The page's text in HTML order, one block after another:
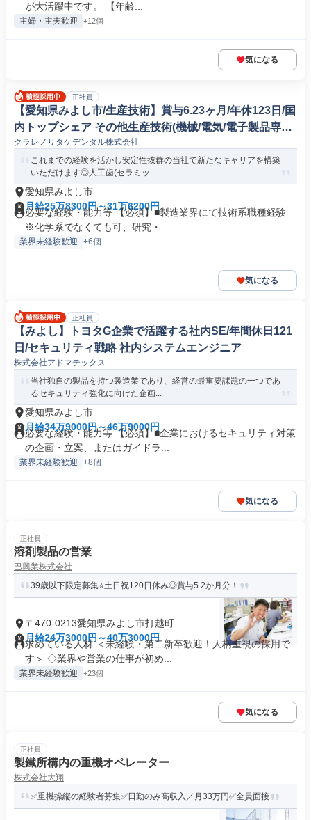
が大活躍中です。 【年齢...
主婦・主夫歓迎 +12個
気になる
正社員
【愛知県みよし市/生産技術】賞与6.23ヶ月/年休123日/国
内トップシェア その他生産技術(機械/電気/電子製品専門
職)
クラレノリタケデンタル株式会社
これまでの経験を活かし安定性抜群の当社で新たなキャリアを構築
いただけます◎人工歯(セラミッ...
愛知県みよし市
月給25万8300円～31万6200円
必要な経験・能力等 【必須】■製造業界にて技術系職種経験
※化学系でなくても可、研究・...
業界未経験歓迎 +6個
気になる
正社員
【みよし】トヨタG企業で活躍する社内SE/年間休日121
日/セキュリティ戦略 社内システムエンジニア
株式会社アドマテックス
当社独自の製品を持つ製造業であり、経営の最重要課題の一つであ
るセキュリティ強化に向けた企画...
愛知県みよし市
月給34万9000円～46万9000円
必要な経験・能力等 【必須】■企業におけるセキュリティ対策
の企画・立案、またはガイドラ...
業界未経験歓迎 +8個
気になる
正社員
溶剤製品の営業
巴興業株式会社
39歳以下限定募集⭐土日祝120日休み◎賞与5.2か月分！
〒470-0213愛知県みよし市打越町
月給24万3000円～40万3000円
求めている人材 ＜未経験・第二新卒歓迎！人柄重視の採用で
す＞ ◇業界や営業の仕事が初め...
業界未経験歓迎 +23個
気になる
正社員
製鐵所構内の重機オペレーター
株式会社大翔
✅重機操縦の経験者募集✅日勤のみ高収入／月33万円✅全員面接